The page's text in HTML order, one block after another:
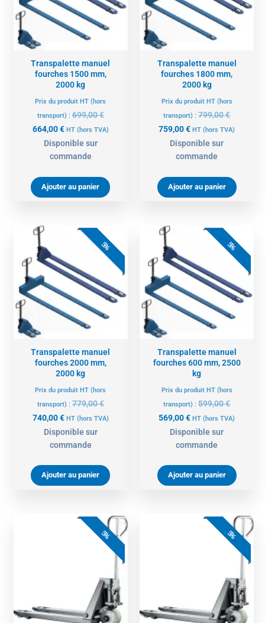
Transpalette manuel
fourches 1500 mm,
2000 kg
Prix du produit HT (hors
transport) : 699,00€
664,00€ HT (hors TVA)
Disponible sur
commande
Ajouter au panier
Transpalette manuel
fourches 1800 mm,
2000 kg
Prix du produit HT (hors
transport) :799,00€
759,00€ HT (hors TVA)
Disponible sur
commande
Ajouter au panier
5%
Transpalette manuel
fourches 2000 mm,
2000 kg
Prix du produit HT (hors
transport) : 779,00€
prix
initial
était :
779,00 €.
740,00€
est :
740,00 €.
HT (hors TVA)
Disponible sur
commande
Ajouter au panier
5%
Transpalette manuel
fourches 600 mm, 2500
kg
Prix du produit HT (hors
transport) :599,00€
prix
initial
était :
599,00 €.
569,00€
est :
569,00 €.
HT (hors TVA)
Disponible sur
commande
Ajouter au panier
5%
Le
prix
initial
était :
3699,00 €.
5%
Le
prix
initial
était :